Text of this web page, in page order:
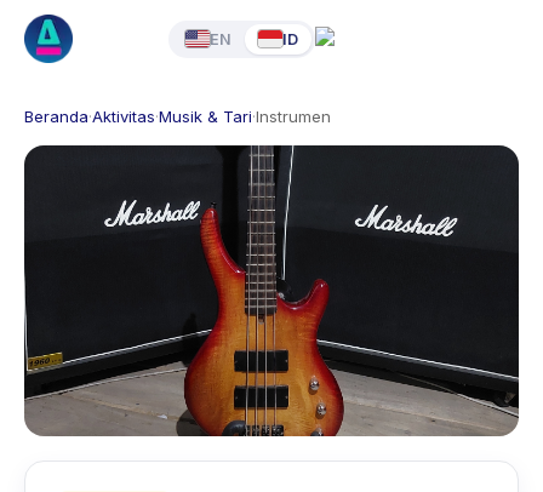
EN ID
Beranda·Aktivitas·Musik & Tari·Instrumen